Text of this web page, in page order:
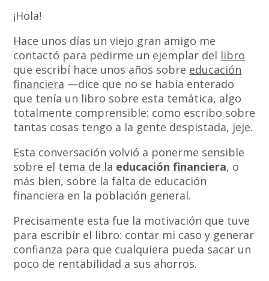
¡Hola!
Hace unos días un viejo gran amigo me
contactó para pedirme un ejemplar del libro
que escribí hace unos años sobre educación
financiera —dice que no se había enterado
que tenía un libro sobre esta temática, algo
totalmente comprensible: como escribo sobre
tantas cosas tengo a la gente despistada, jeje.
Esta conversación volvió a ponerme sensible
sobre el tema de la educación financiera, o
más bien, sobre la falta de educación
financiera en la población general.
Precisamente esta fue la motivación que tuve
para escribir el libro: contar mi caso y generar
confianza para que cualquiera pueda sacar un
poco de rentabilidad a sus ahorros.